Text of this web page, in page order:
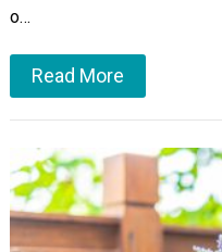
o…
Read More